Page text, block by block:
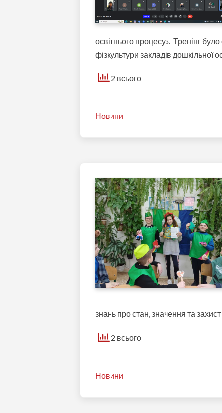
освітнього процесу». Тренінг було
фізкультури закладів дошкільної
2 всього
Новини
знань про стан, значення та
2 всього
Новини